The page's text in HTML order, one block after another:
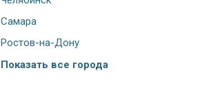
Самара
Ростов-на-Дону
Показать все города